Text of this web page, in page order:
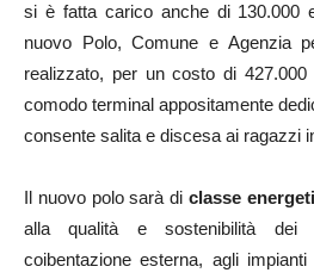
si è fatta carico anche di 130.000
nuovo Polo, Comune e Agenzia
realizzato, per un costo di
comodo terminal appositamente
consente salita e discesa ai ragazzi
Il nuovo polo sarà di classe
alla qualità e sostenibilità dei
coibentazione esterna, agli